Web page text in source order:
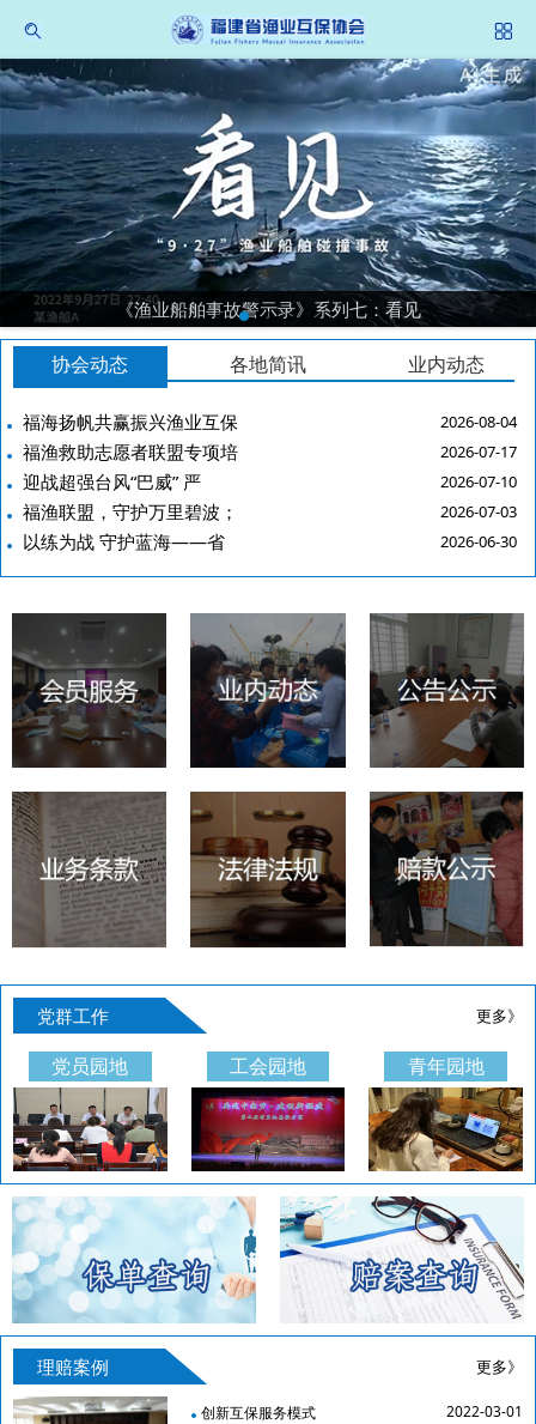
《渔业船舶事故警示录》系列七：看见
协会动态 各地简讯 业内动态
福海扬帆共赢振兴渔业互保 2026-08-04
福渔救助志愿者联盟专项培 2026-07-17
迎战超强台风“巴威” 严 2026-07-10
福渔联盟，守护万里碧波； 2026-07-03
以练为战 守护蓝海——省 2026-06-30
党群工作 更多》
党员园地 工会园地 青年园地
理赔案例 更多》
创新互保服务模式
2022-03-01